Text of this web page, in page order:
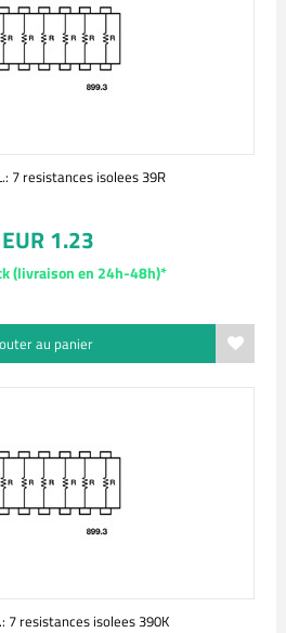
7 resistances isolees 39R
EUR 1.23
(livraison en 24h-48h)*
au panier
7 resistances isolees 390K